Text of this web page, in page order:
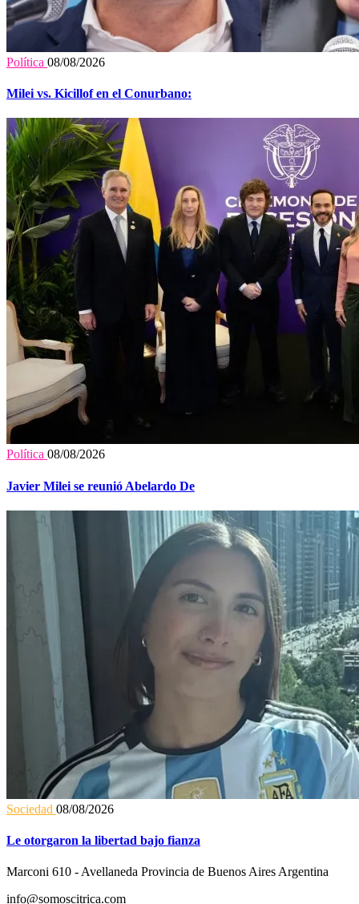
Política 08/08/2026
Milei vs. Kicillof en el Conurbano:
Política 08/08/2026
Javier Milei se reunió Abelardo De
Sociedad 08/08/2026
Le otorgaron la libertad bajo fianza
Marconi 610 - Avellaneda Provincia de Buenos Aires Argentina
info@somoscitrica.com